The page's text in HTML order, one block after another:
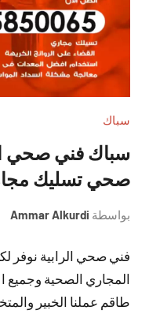
سباك
صحي تسليك
بواسطة Ammar Alkurdi
فني صحي الرابية نوفر
المجاري الصحية
طاقم عملنا الخبير